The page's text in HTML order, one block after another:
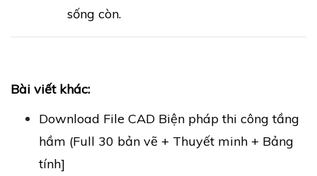
sống còn.
Bài viết khác:
Download File CAD Biện pháp thi công tầng
hầm (Full 30 bản vẽ + Thuyết minh + Bảng
tính]